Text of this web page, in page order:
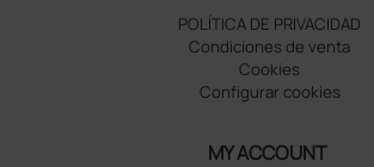
POLÍTICA DE PRIVACIDAD
Condiciones de venta
Cookies
Configurar cookies
MY ACCOUNT